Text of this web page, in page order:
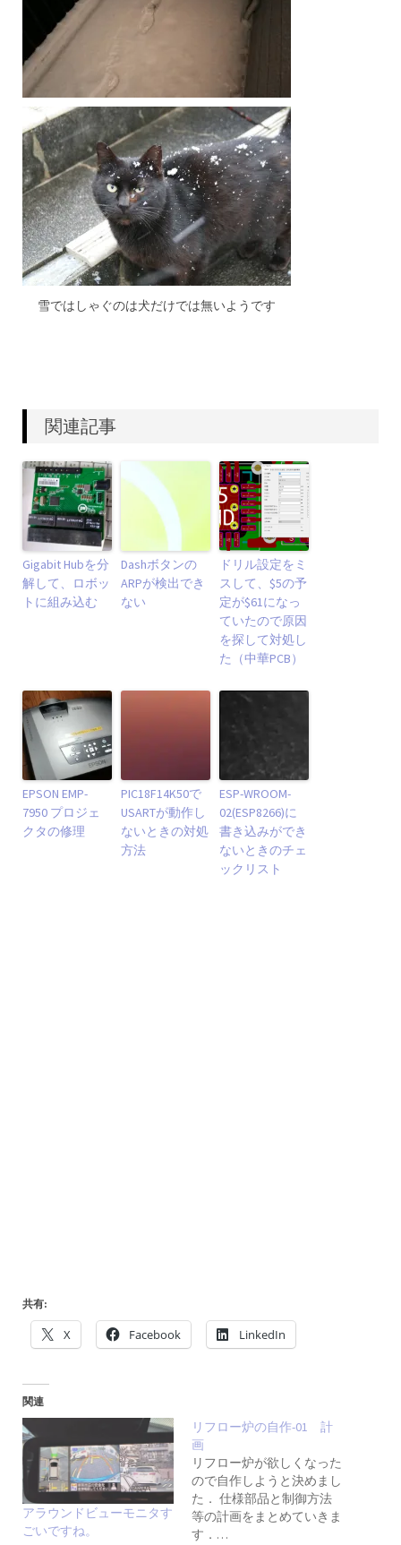
雪ではしゃぐのは犬だけでは無いようです
関連記事
Gigabit Hubを分
解して、ロボッ
トに組み込む
Dashボタンの
ARPが検出でき
ない
ドリル設定をミ
スして、$5の予
定が$61になっ
ていたので原因
を探して対処し
た（中華PCB）
EPSON EMP-
7950 プロジェ
クタの修理
PIC18F14K50で
USARTが動作し
ないときの対処
方法
ESP-WROOM-
02(ESP8266)に
書き込みができ
ないときのチェ
ックリスト
共有:
X Facebook LinkedIn
関連
アラウンドビューモニタす
ごいですね。
リフロー炉の自作-01 計
画
リフロー炉が欲しくなった
ので自作しようと決めまし
た． 仕様部品と制御方法
等の計画をまとめていきま
す．…